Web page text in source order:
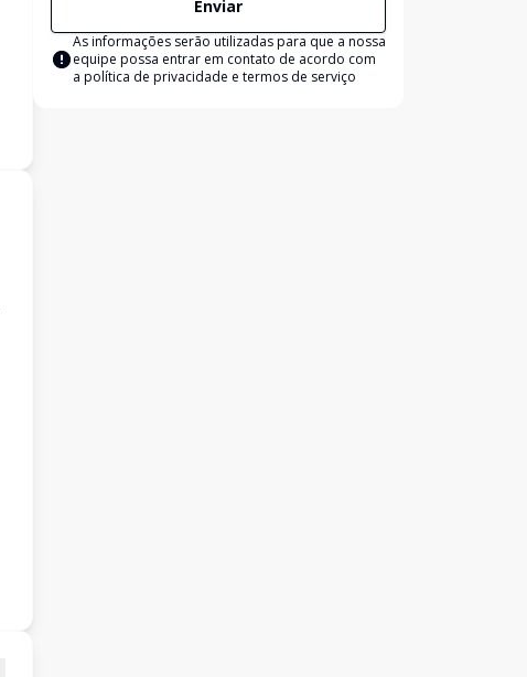
Enviar
As informações serão utilizadas para que a nossa
equipe possa entrar em contato de acordo com
a política de privacidade e termos de serviço